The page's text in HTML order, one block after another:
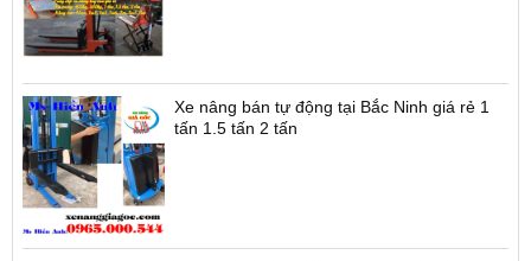
Xe nâng bán tự động tại Bắc Ninh giá rẻ 1
tấn 1.5 tấn 2 tấn